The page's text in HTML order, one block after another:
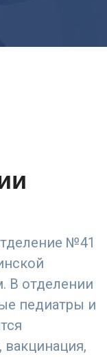
№41
В отделении
педиатры и